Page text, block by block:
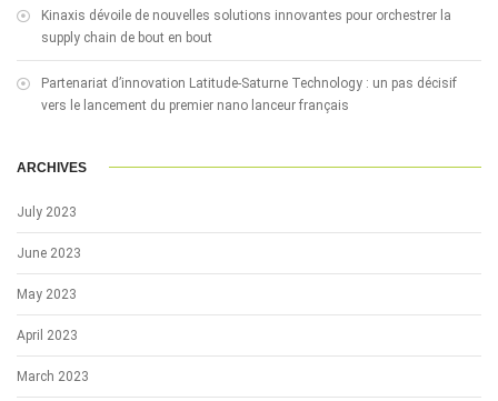
Kinaxis dévoile de nouvelles solutions innovantes pour orchestrer la
supply chain de bout en bout
Partenariat d’innovation Latitude-Saturne Technology : un pas décisif
vers le lancement du premier nano lanceur français
ARCHIVES
July 2023
June 2023
May 2023
April 2023
March 2023